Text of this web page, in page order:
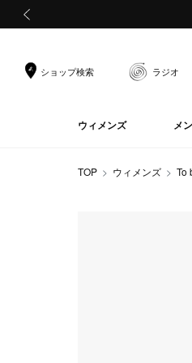
ショップ検索 ラジオ
ウィメンズ メ
TOP ウィメンズ To